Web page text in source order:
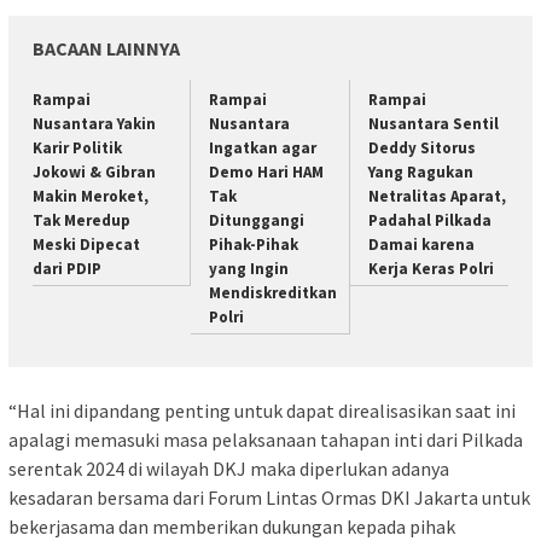
BACAAN LAINNYA
Rampai
Nusantara Yakin
Karir Politik
Jokowi & Gibran
Makin Meroket,
Tak Meredup
Meski Dipecat
dari PDIP
Rampai
Nusantara
Ingatkan agar
Demo Hari HAM
Tak
Ditunggangi
Pihak-Pihak
yang Ingin
Mendiskreditkan
Polri
Rampai
Nusantara Sentil
Deddy Sitorus
Yang Ragukan
Netralitas Aparat,
Padahal Pilkada
Damai karena
Kerja Keras Polri
“Hal ini dipandang penting untuk dapat direalisasikan saat ini
apalagi memasuki masa pelaksanaan tahapan inti dari Pilkada
serentak 2024 di wilayah DKJ maka diperlukan adanya
kesadaran bersama dari Forum Lintas Ormas DKI Jakarta untuk
bekerjasama dan memberikan dukungan kepada pihak